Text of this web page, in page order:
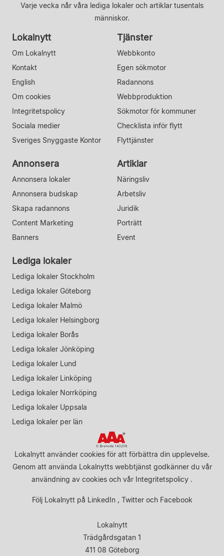
Varje vecka når våra lediga lokaler och artiklar tusentals
människor.
Lokalnytt
Om Lokalnytt
Kontakt
English
Om cookies
Integritetspolicy
Sociala medier
Sveriges Snyggaste Kontor
Tjänster
Webbkonto
Egen sökmotor
Radannons
Webbproduktion
Sökmotor för kommuner
Checklista inför flytt
Flyttjänster
Annonsera
Annonsera lokaler
Annonsera budskap
Skapa radannons
Content Marketing
Banners
Artiklar
Näringsliv
Arbetsliv
Juridik
Porträtt
Event
Lediga lokaler
Lediga lokaler Stockholm
Lediga lokaler Göteborg
Lediga lokaler Malmö
Lediga lokaler Helsingborg
Lediga lokaler Borås
Lediga lokaler Jönköping
Lediga lokaler Lund
Lediga lokaler Linköping
Lediga lokaler Norrköping
Lediga lokaler Uppsala
Lediga lokaler per län
Lokalnytt använder cookies för att förbättra din upplevelse.
Genom att använda Lokalnytts webbtjänst godkänner du vår
användning av cookies och vår Integritetspolicy .
Följ Lokalnytt på LinkedIn, Twitteroch Facebook
Lokalnytt
Trädgårdsgatan 1
411 08 Göteborg